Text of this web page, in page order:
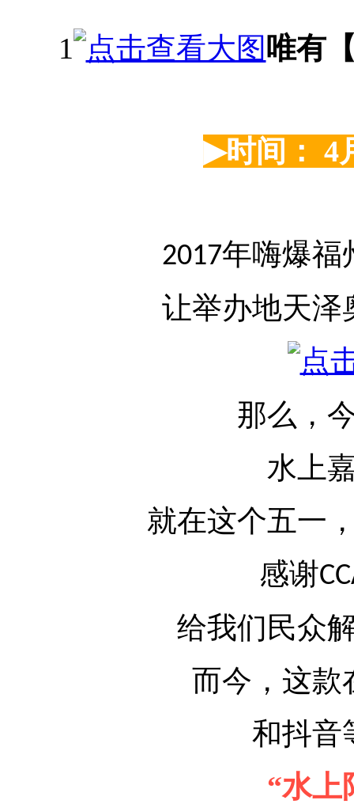
1 唯有
▶时间： 4
2017年嗨爆福
让举办地天泽
那么，
水上
就在这个五一
感谢
给我们民众
而今，这款
和抖音
“水上